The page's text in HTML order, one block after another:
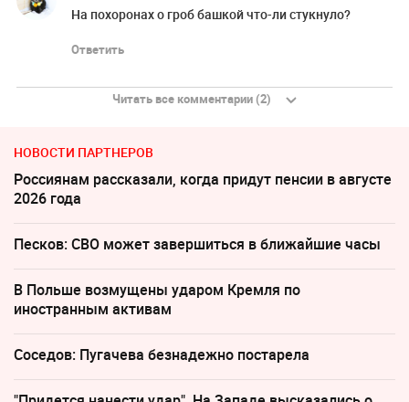
На похоронах о гроб башкой что-ли стукнуло?
Ответить
Читать все комментарии (2)
НОВОСТИ ПАРТНЕРОВ
Россиянам рассказали, когда придут пенсии в августе
2026 года
Песков: СВО может завершиться в ближайшие часы
В Польше возмущены ударом Кремля по
иностранным активам
Соседов: Пугачева безнадежно постарела